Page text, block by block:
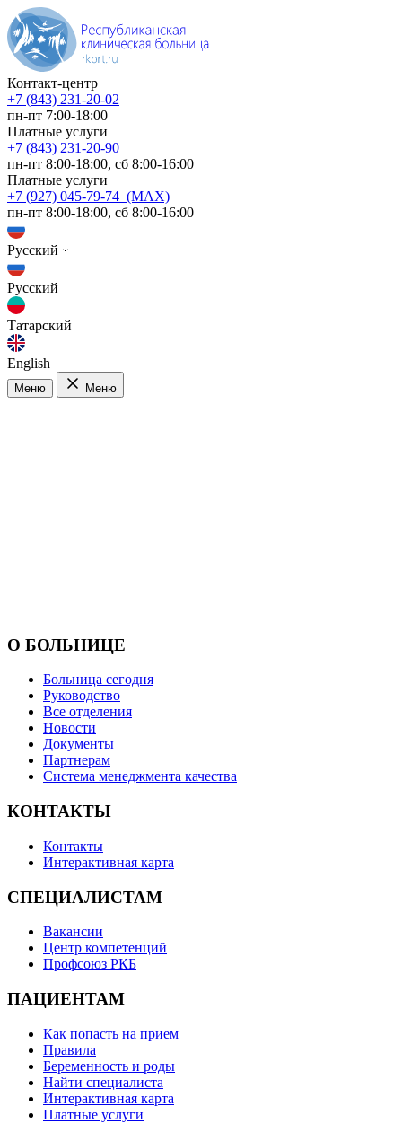
Контакт-центр
+7 (843) 231-20-02
пн-пт 7:00-18:00
Платные услуги
+7 (843) 231-20-90
пн-пт 8:00-18:00, сб 8:00-16:00
Платные услуги
+7 (927) 045-79-74 (MAX)
пн-пт 8:00-18:00, сб 8:00-16:00
Русский
Русский
Татарский
English
Меню Меню
О БОЛЬНИЦЕ
Больница сегодня
Руководство
Все отделения
Новости
Документы
Партнерам
Система менеджмента качества
КОНТАКТЫ
Контакты
Интерактивная карта
СПЕЦИАЛИСТАМ
Вакансии
Центр компетенций
Профсоюз РКБ
ПАЦИЕНТАМ
Как попасть на прием
Правила
Беременность и роды
Найти специалиста
Интерактивная карта
Платные услуги